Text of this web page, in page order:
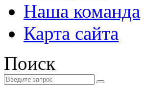
Наша команда
Карта сайта
Поиск